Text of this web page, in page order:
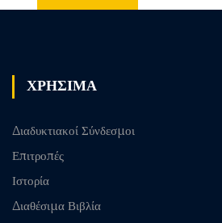
ΧΡΗΣΙΜΑ
Διαδυκτιακοί Σύνδεσμοι
Επιτροπές
Ιστορία
Διαθέσιμα Βιβλία